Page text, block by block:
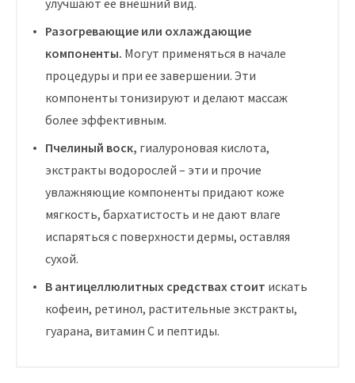
улучшают ее внешний вид.
Разогревающие или охлаждающие
компоненты. Могут применяться в начале
процедуры и при ее завершении. Эти
компоненты тонизируют и делают массаж
более эффективным.
Пчелиный воск, гиалуроновая кислота,
экстракты водорослей – эти и прочие
увлажняющие компоненты придают коже
мягкость, бархатистость и не дают влаге
испаряться с поверхности дермы, оставляя
сухой.
В антицеллюлитных средствах стоит искать
кофеин, ретинол, растительные экстракты,
гуарана, витамин С и пептиды.